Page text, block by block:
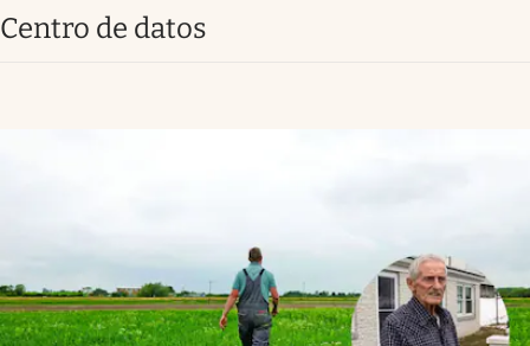
Clima
Mundial 2026
centro de datos